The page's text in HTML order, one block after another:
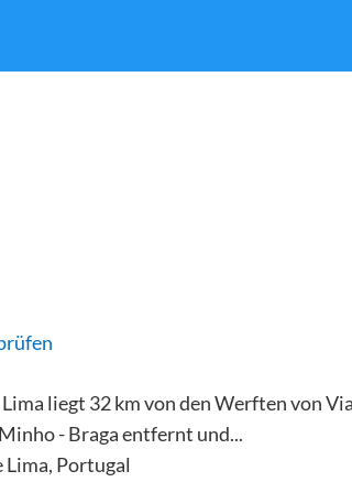
liegt 32 km von den Werften von
- Braga entfernt und...
Lima, Portugal